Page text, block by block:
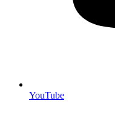
YouTube